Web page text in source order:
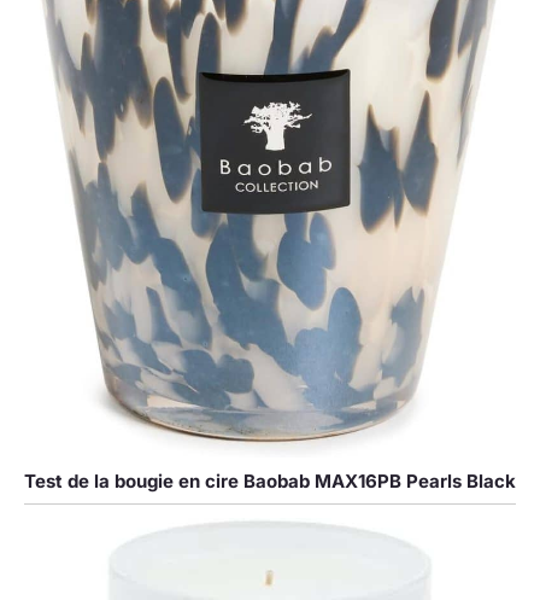
Test de la bougie en cire Baobab MAX16PB Pearls Black